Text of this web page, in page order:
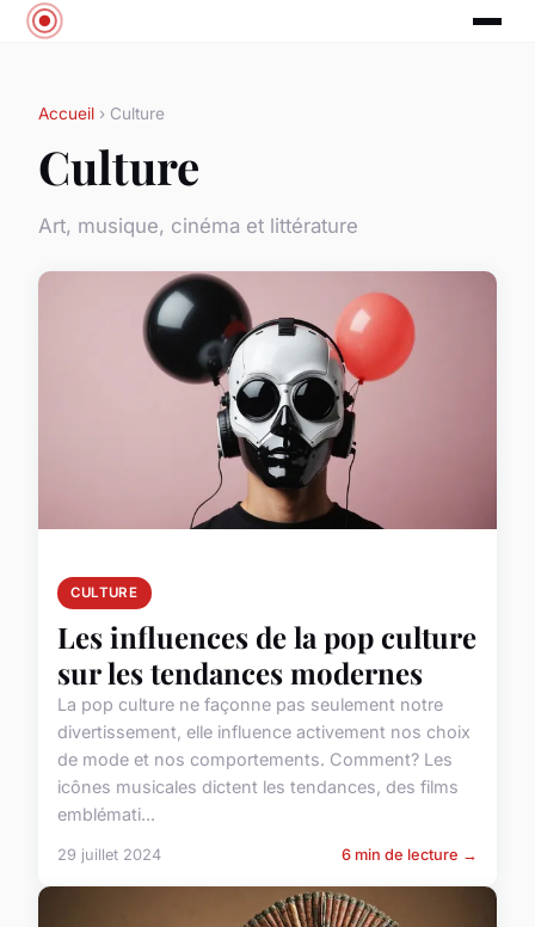
Accueil › Culture
Culture
Art, musique, cinéma et littérature
CULTURE
Les influences de la pop culture
sur les tendances modernes
La pop culture ne façonne pas seulement notre
divertissement, elle influence activement nos choix
de mode et nos comportements. Comment? Les
icônes musicales dictent les tendances, des films
emblémati...
29 juillet 2024 6 min de lecture →